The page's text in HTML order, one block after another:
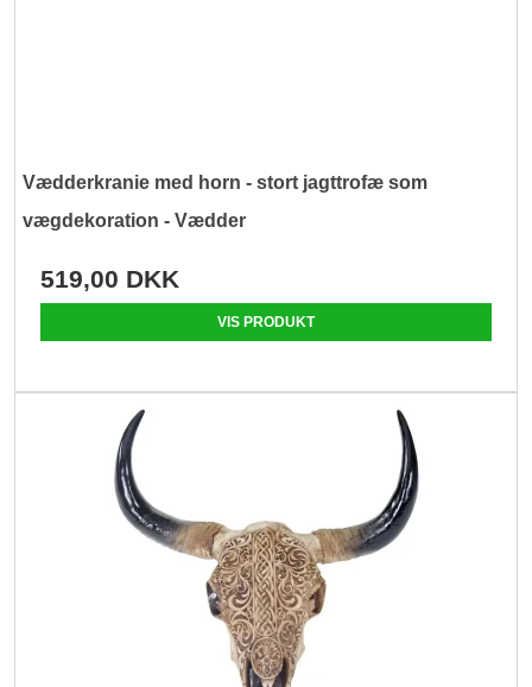
Vædderkranie med horn - stort jagttrofæ som
vægdekoration - Vædder
519,00 DKK
VIS PRODUKT